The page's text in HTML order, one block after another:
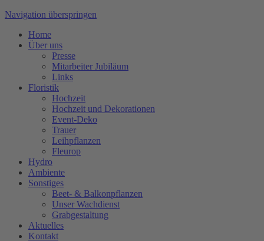
Navigation überspringen
Home
Über uns
Presse
Mitarbeiter Jubiläum
Links
Floristik
Hochzeit
Hochzeit und Dekorationen
Event-Deko
Trauer
Leihpflanzen
Fleurop
Hydro
Ambiente
Sonstiges
Beet- & Balkonpflanzen
Unser Wachdienst
Grabgestaltung
Aktuelles
Kontakt